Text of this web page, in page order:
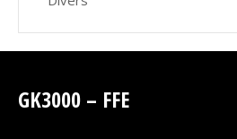
GK3000 – FFE